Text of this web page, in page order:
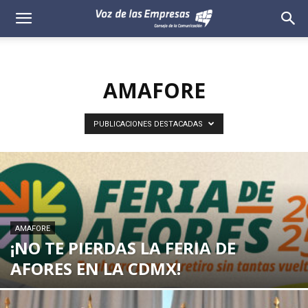
Voz
AMAFORE
PUBLICACIONES DESTACADAS
AMAFORE
¡NO TE PIERDAS LA FERIA DE
AFORES EN LA CDMX!